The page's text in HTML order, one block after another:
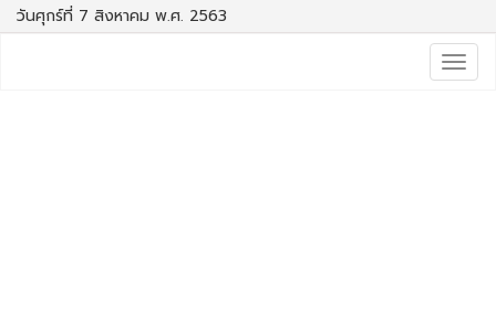
วันศุกร์ที่ 7 สิงหาคม พ.ศ. 2563